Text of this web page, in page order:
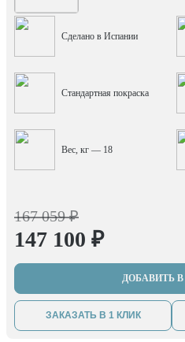
Сделано в Испании
Стандартная покраска
Вес, кг — 18
167 059 ₽
147 100 ₽
ДОБАВИТЬ
ЗАКАЗАТЬ В 1 КЛИК